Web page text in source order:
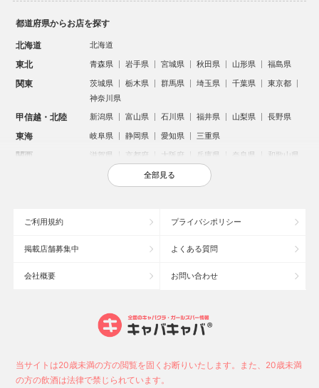
都道府県からお店を探す
北海道 北海道
東北 青森県 岩手県 宮城県 秋田県 山形県 福島県
関東 茨城県 栃木県 群馬県 埼玉県 千葉県
東京都
神奈川県
甲信越・北陸 新潟県 富山県 石川県 福井県 山梨県 長野県
東海 岐阜県 静岡県 愛知県 三重県
関西 滋賀県 京都府 大阪府 兵庫県 奈良県 和歌山県
鳥取県 島根県 岡山県 広島県
沖縄県
大宮のキャバクラ
六本木のキャバクラ
池袋駅（西口）のキャバクラ
長野市のキャバクラ
宇都宮市のキャバクラ
全部見る
ご利用規約 プライバシポリシー
掲載店舗募集中 よくある質問
会社概要 お問い合わせ
当サイトは20歳未満の方の閲覧を固くお断りいたします。また、20歳未満
の方の飲酒は法律で禁じられています。